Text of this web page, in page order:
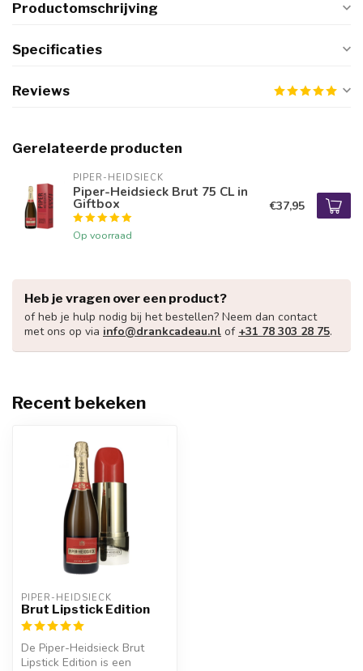
Productomschrijving
Specificaties
Reviews
Gerelateerde producten
PIPER-HEIDSIECK
Piper-Heidsieck Brut 75 CL in
Giftbox
Op voorraad
€37,95
Heb je vragen over een product?
of heb je hulp nodig bij het bestellen? Neem dan contact
met ons op via info@drankcadeau.nl of +31 78 303 28 75.
Recent bekeken
PIPER-HEIDSIECK
Brut Lipstick Edition
De Piper-Heidsieck Brut
Lipstick Edition is een